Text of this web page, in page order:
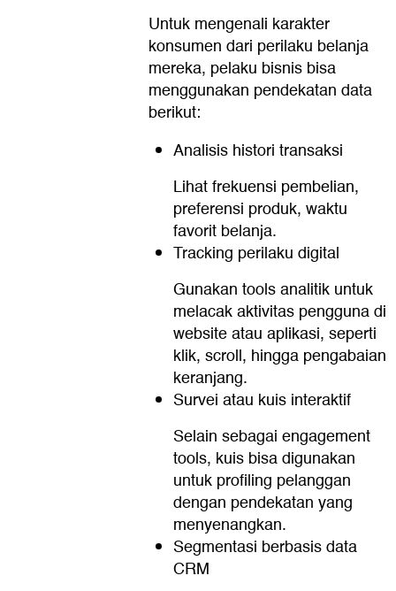
Untuk mengenali karakter
konsumen dari perilaku belanja
mereka, pelaku bisnis bisa
menggunakan pendekatan data
berikut:
Analisis histori transaksi
Lihat frekuensi pembelian,
preferensi produk, waktu
favorit belanja.
Tracking perilaku digital
Gunakan tools analitik untuk
melacak aktivitas pengguna di
website atau aplikasi, seperti
klik, scroll, hingga pengabaian
keranjang.
Survei atau kuis interaktif
Selain sebagai engagement
tools, kuis bisa digunakan
untuk profiling pelanggan
dengan pendekatan yang
menyenangkan.
Segmentasi berbasis data
CRM